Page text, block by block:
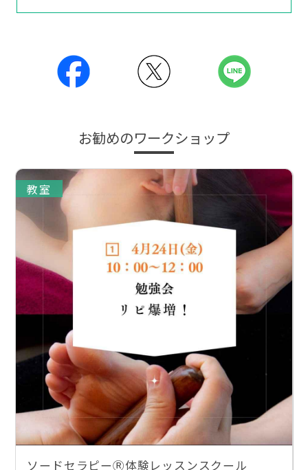
お勧めのワークショップ
教室
ソードセラピーⓇ体験レッスンスクール